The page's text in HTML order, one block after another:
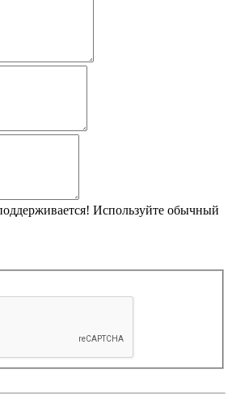
Используйте обычный